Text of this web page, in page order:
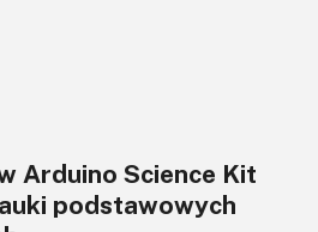
Arduino Science Kit
podstawowych